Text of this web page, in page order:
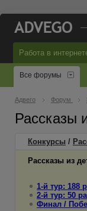
Работа в
Все форумы
Адвего Форум
Рассказы
Конкурсы /
Рассказы из
1-й тур: 188
2-й тур: 50
Финал /